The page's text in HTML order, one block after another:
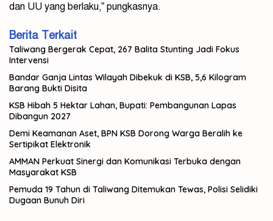
dan UU yang berlaku,” pungkasnya.
Berita Terkait
Taliwang Bergerak Cepat, 267 Balita Stunting Jadi Fokus
Intervensi
Bandar Ganja Lintas Wilayah Dibekuk di KSB, 5,6 Kilogram
Barang Bukti Disita
KSB Hibah 5 Hektar Lahan, Bupati: Pembangunan Lapas
Dibangun 2027
Demi Keamanan Aset, BPN KSB Dorong Warga Beralih ke
Sertipikat Elektronik
AMMAN Perkuat Sinergi dan Komunikasi Terbuka dengan
Masyarakat KSB
Pemuda 19 Tahun di Taliwang Ditemukan Tewas, Polisi Selidiki
Dugaan Bunuh Diri